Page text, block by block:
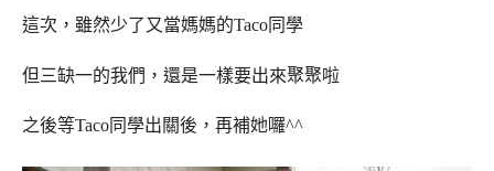
這次，雖然少了又當媽媽的Taco同學
但三缺一的我們，還是一樣要出來聚聚啦
之後等Taco同學出關後，再補她囉^^